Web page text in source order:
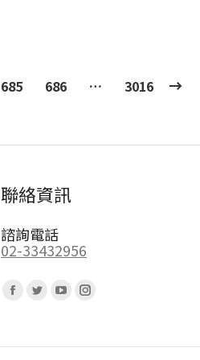
685 686 … 3016
聯絡資訊
諮詢電話
02-33432956
Facebook
opens
Twitter
opens
YouTube
opens
Instagram
opens